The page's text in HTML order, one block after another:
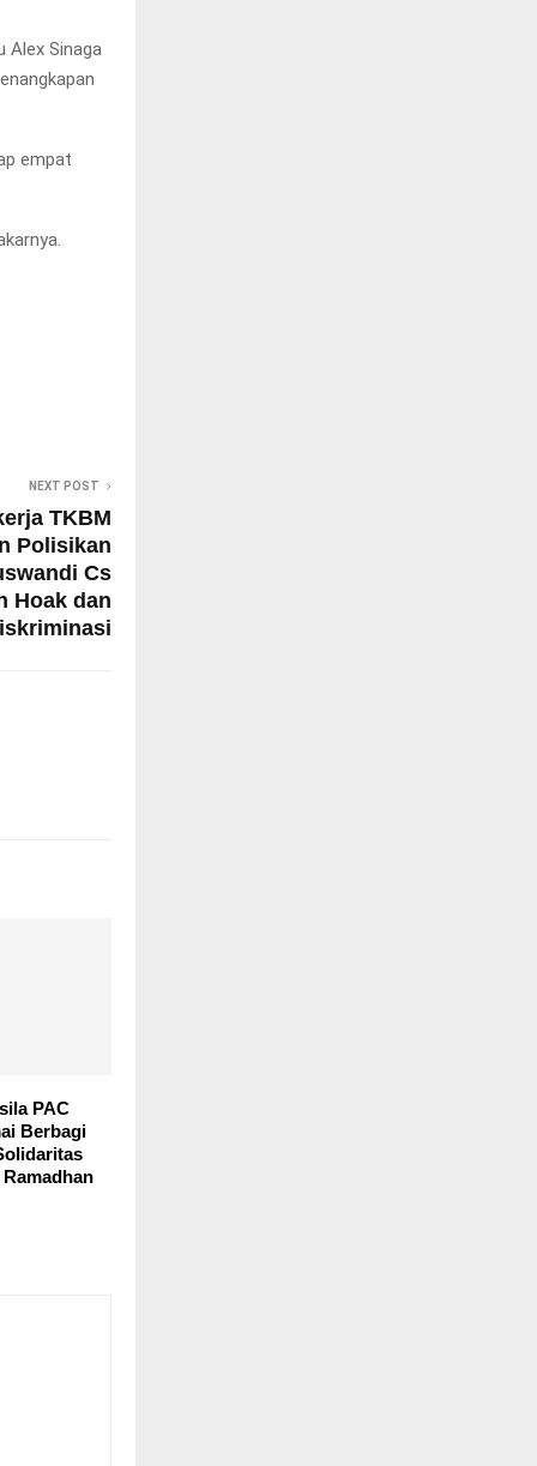
Alex Sinaga
empat
NEXT POST
TKBM
Polisikan
Cs
Hoak dan
PAC
Berbagi